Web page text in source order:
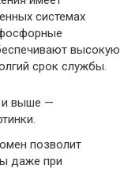
системах
высокую
срок службы.
и выше —
позволит
даже при